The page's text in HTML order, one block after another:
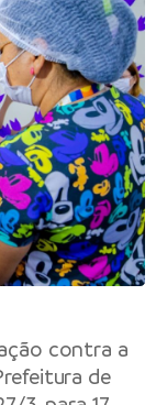
contra a
de